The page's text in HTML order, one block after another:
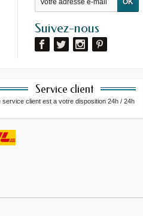
Suivez-nous
Service client
service client est a votre disposition 24h / 24h